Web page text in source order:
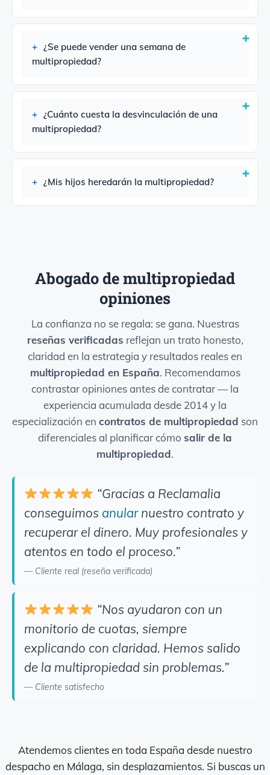
¿Se puede vender una semana de
multipropiedad?
¿Cuánto cuesta la desvinculación de una
multipropiedad?
¿Mis hijos heredarán la multipropiedad?
Abogado de multipropiedad
opiniones
La confianza no se regala: se gana. Nuestras
reseñas verificadas reflejan un trato honesto,
claridad en la estrategia y resultados reales en
multipropiedad en España. Recomendamos
contrastar opiniones antes de contratar — la
experiencia acumulada desde 2014 y la
especialización en contratos de multipropiedad son
diferenciales al planificar cómo salir de la
multipropiedad.
“Gracias a Reclamalia
conseguimos anularnuestro contrato y
recuperar el dinero. Muy profesionales y
atentos en todo el proceso.”
— Cliente real (reseña verificada)
“Nos ayudaron con un
monitorio de cuotas, siempre
explicando con claridad. Hemos salido
de la multipropiedad sin problemas.”
— Cliente satisfecho
Atendemos clientes en toda España desde nuestro
despacho en Málaga, sin desplazamientos. Si buscas un